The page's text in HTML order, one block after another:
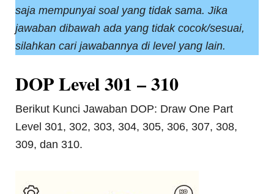
saja mempunyai soal yang tidak sama. Jika
jawaban dibawah ada yang tidak cocok/sesuai,
silahkan cari jawabannya di level yang lain.
DOP Level 301 – 310
Berikut Kunci Jawaban DOP: Draw One Part
Level 301, 302, 303, 304, 305, 306, 307, 308,
309, dan 310.